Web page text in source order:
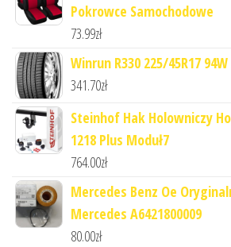
Pokrowce Samochodowe
73.99zł
Winrun R330 225/45R17 94W
341.70zł
Steinhof Hak Holowniczy
1218 Plus Moduł7
764.00zł
Mercedes Benz Oe
Mercedes A6421800009
80.00zł